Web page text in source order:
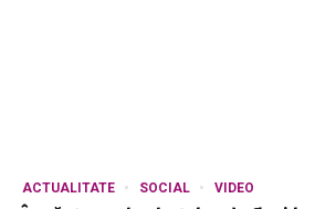
ACTUALITATE SOCIAL VIDEO